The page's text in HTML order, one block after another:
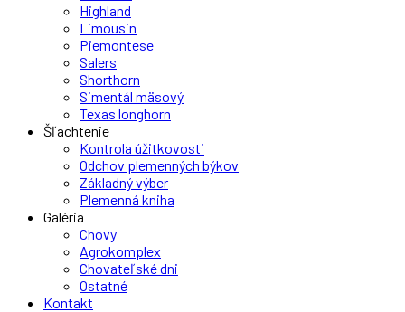
Highland
Limousin
Piemontese
Salers
Shorthorn
Simentál mäsový
Texas longhorn
Šľachtenie
Kontrola úžitkovosti
Odchov plemenných býkov
Základný výber
Plemenná kniha
Galéria
Chovy
Agrokomplex
Chovateľské dni
Ostatné
Kontakt